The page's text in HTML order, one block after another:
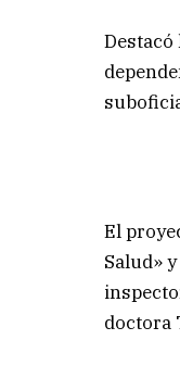
El
Salud»
doctora